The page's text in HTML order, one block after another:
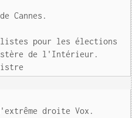
Cannes.
listes pour les élections
de l'Intérieur.
droite Vox.